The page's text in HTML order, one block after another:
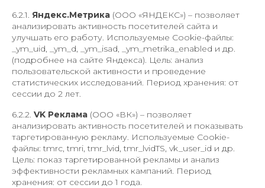
6.2.1. Яндекс.Метрика (ООО «ЯНДЕКС») – позволяет
анализировать активность посетителей сайта и
улучшать его работу. Используемые Cookie-файлы:
_ym_uid, _ym_d, _ym_isad, _ym_metrika_enabled и др.
(подробнее на сайте Яндекса). Цель: анализ
пользовательской активности и проведение
статистических исследований. Период хранения: от
сессии до 2 лет.
6.2.2. VK Реклама (ООО «ВК») – позволяет
анализировать активность посетителей и показывать
таргетированную рекламу. Используемые Cookie-
файлы: tmrc, tmri, tmr_lvid, tmr_lvidTS, vk_user_id и др.
Цель: показ таргетированной рекламы и анализ
эффективности рекламных кампаний. Период
хранения: от сессии до 1 года.